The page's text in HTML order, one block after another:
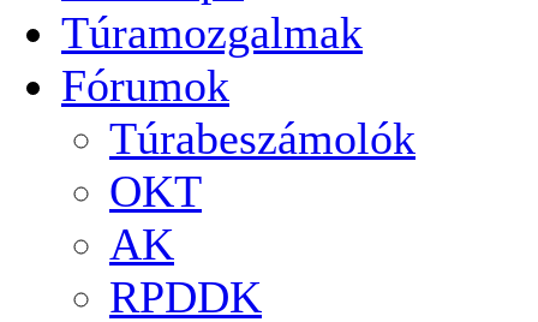
Túramozgalmak
Fórumok
Túrabeszámolók
OKT
AK
RPDDK